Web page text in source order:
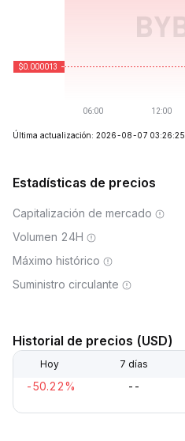
Última actualización: 2026-08-07 03:26:25
Estadísticas de precios
Capitalización de mercado
Volumen 24H
Máximo histórico
Suministro circulante
Historial de precios (USD)
Hoy 7 días
-50.22% --